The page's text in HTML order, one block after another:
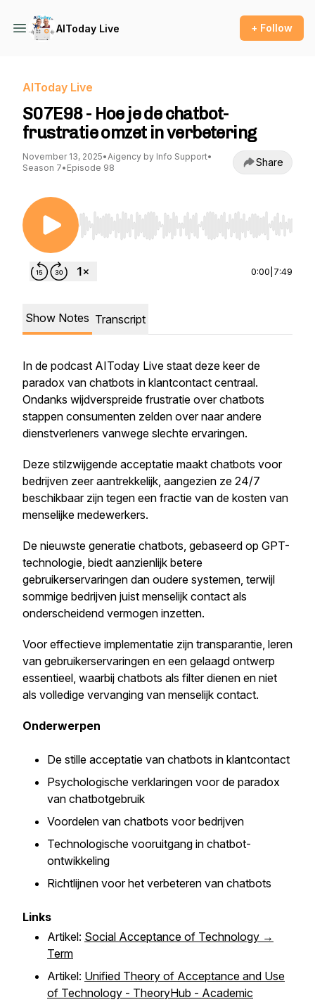
AIToday Live + Follow
AIToday Live
S07E98 - Hoe je de chatbot-
frustratie omzet in verbetering
November 13, 2025•Aigency by Info Support•
Season 7• Episode 98 Share
Use Left/Right to seek, Home/End to jump to
0:00 7:49
Show Notes Transcript
In de podcast AIToday Live staat deze keer de
paradox van chatbots in klantcontact centraal.
Ondanks wijdverspreide frustratie over chatbots
stappen consumenten zelden over naar andere
dienstverleners vanwege slechte ervaringen.
Deze stilzwijgende acceptatie maakt chatbots voor
bedrijven zeer aantrekkelijk, aangezien ze 24/7
beschikbaar zijn tegen een fractie van de kosten van
menselijke medewerkers.
De nieuwste generatie chatbots, gebaseerd op GPT-
technologie, biedt aanzienlijk betere
gebruikerservaringen dan oudere systemen, terwijl
sommige bedrijven juist menselijk contact als
onderscheidend vermogen inzetten.
Voor effectieve implementatie zijn transparantie, leren
van gebruikerservaringen en een gelaagd ontwerp
essentieel, waarbij chatbots als filter dienen en niet
als volledige vervanging van menselijk contact.
Onderwerpen
De stille acceptatie van chatbots in klantcontact
Psychologische verklaringen voor de paradox
van chatbotgebruik
Voordelen van chatbots voor bedrijven
Technologische vooruitgang in chatbot-
ontwikkeling
Richtlijnen voor het verbeteren van chatbots
Links
Artikel: Social Acceptance of Technology →
Term
Artikel: Unified Theory of Acceptance and Use
of Technology - TheoryHub - Academic